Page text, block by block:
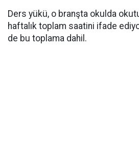
Ders yükü, o branşta okulda
haftalık toplam saatini ifade
de bu toplama dahil.